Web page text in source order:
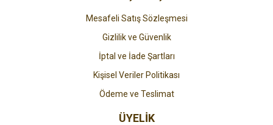
Mesafeli Satış Sözleşmesi
Gizlilik ve Güvenlik
İptal ve İade Şartları
Kişisel Veriler Politikası
Ödeme ve Teslimat
ÜYELİK